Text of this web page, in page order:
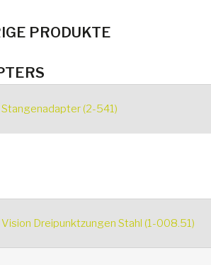
PRODUKTE
Stangenadapter (2-541)
Vision Dreipunktzungen Stahl (1-008.51)